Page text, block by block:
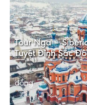
Tour Nga –
Tuyệt Đỉnh Sắc
đồng